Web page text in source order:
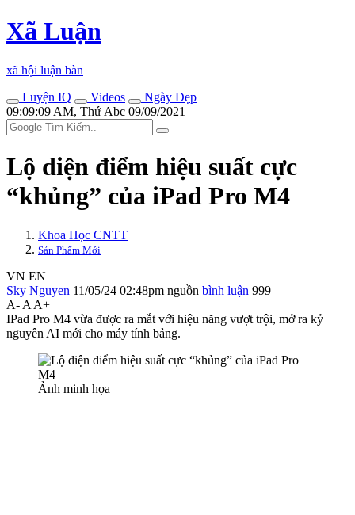
Xã Luận
xã hội luận bàn
Luyện IQ
Videos
Ngày Đẹp
09:09:09 AM, Thứ Abc 09/09/2021
Lộ diện điểm hiệu suất cực
“khủng” của iPad Pro M4
Khoa Học CNTT
Sản Phẩm Mới
VN EN
Sky Nguyen 11/05/24 02:48pm nguồn bình luận 999
A- A A+
IPad Pro M4 vừa được ra mắt với hiệu năng vượt trội, mở ra kỷ
nguyên AI mới cho máy tính bảng.
Ảnh minh họa